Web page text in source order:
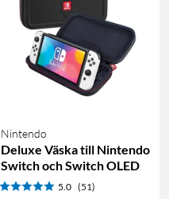
Nintendo
Deluxe Väska till Nintendo
Switch och Switch OLED
5.0 (51)